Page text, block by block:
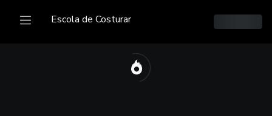
Escola de Costurar